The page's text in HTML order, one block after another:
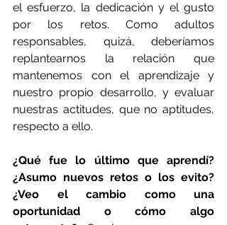
el esfuerzo, la dedicación y el gusto
por los retos. Como adultos
responsables, quizá, deberíamos
replantearnos la relación que
mantenemos con el aprendizaje y
nuestro propio desarrollo, y evaluar
nuestras actitudes, que no aptitudes,
respecto a ello.
¿Qué fue lo último que aprendí?
¿Asumo nuevos retos o los evito?
¿Veo el cambio como una
oportunidad o cómo algo